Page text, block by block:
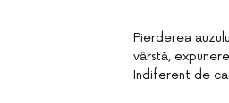
Pierderea
vârstă,
Indiferent de